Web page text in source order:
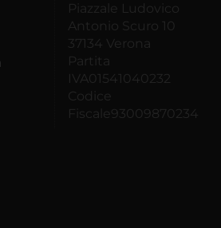
Piazzale Ludovico
Antonio Scuro 10
37134 Verona
Partita
IVA01541040232
Codice
Fiscale93009870234